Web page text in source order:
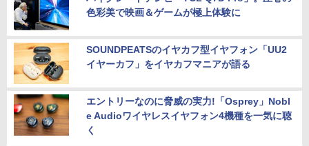
色彩美で映画＆ゲームが極上体験に
SOUNDPEATSのイヤカフ型イヤフォン「UU2
イヤーカフ」をイヤカフマニアが語る
エントリーなのに脅威の実力!「Osprey」Nobl
e Audioワイヤレスイヤフォン4機種を一気に聴
く